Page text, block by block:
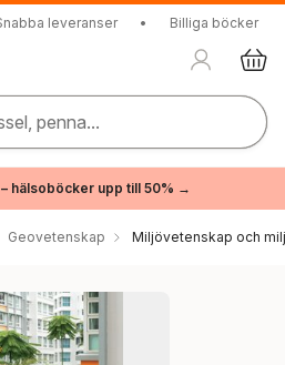
leveranser • Billiga böcker
penna...
hälsoböcker upp till 50% →
Geovetenskap Miljövetenskap och